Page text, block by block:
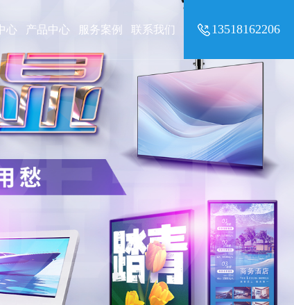
13518162206
心 产品中心 服务案例 联系我们
就